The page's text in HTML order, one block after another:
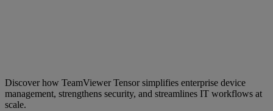
Discover how TeamViewer Tensor simplifies enterprise device
management, strengthens security, and streamlines IT workflows at
scale.